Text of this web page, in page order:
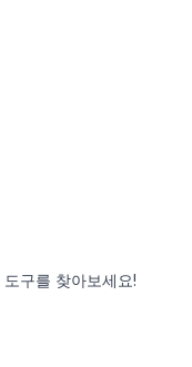
구를 찾아보세요!